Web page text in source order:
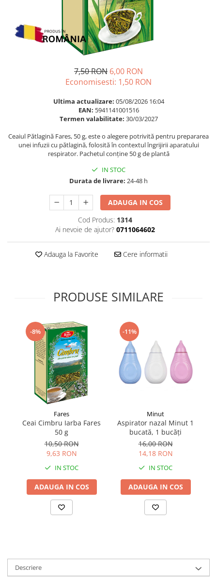
Par si unghii
Probiotice si prebiotice
Slabire si control greutate
Somn stres si anxietate
Supliment Calciu
Supliment Complexe
Supliment Magneziu
Supliment Vitamina B
Supliment Vitamina C
Supliment Vitamina D3
Supliment Vitamina E
Supliment Zinc
Vitamine si minerale
Balsam masca si tratament
Produse cu SPF Pentru Fata
7,50 RON 6,00 RON
Economisesti: 1,50 RON
Ultima actualizare: 05/08/2026 16:04
EAN: 5941141001516
Termen valabilitate: 30/03/2027
Ceaiul Pătlagină Fares, 50 g, este o alegere potrivită pentru prepararea
unei infuzii cu pătlagină, folosită în contextul îngrijirii aparatului
respirator. Pachetul conține 50 g de plantă
IN STOC
Durata de livrare: 24-48 h
ADAUGA IN COS
Cod Produs: 1314
Ai nevoie de ajutor? 0711064602
Adauga la Favorite Cere informatii
PRODUSE SIMILARE
-8%
Fares
Ceai Cimbru Iarba Fares
50 g
10,50 RON
9,63 RON
IN STOC
ADAUGA IN COS
-11%
Minut
Aspirator nazal Minut 1
bucată, 1 bucăți
16,00 RON
14,18 RON
IN STOC
ADAUGA IN COS
Descriere